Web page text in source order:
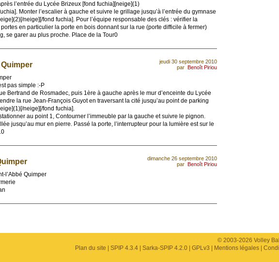
l’entrée du Lycée Brizeux [fond fuchia][neige](1)
Monter l’escalier à gauche et suivre le grillage jusqu’à l’entrée du gymnase
neige][/fond fuchia]. Pour l’équipe responsable des clés : vérifier la
en particulier la porte en bois donnant sur la rue (porte difficile à fermer)
se garer au plus proche. Place de la Tour0
jeudi 30 septembre 2010
par Benoît Piriou
pas simple :-P
Bertrand de Rosmadec, puis 1ère à gauche après le mur d’enceinte du Lycée
la rue Jean-François Guyot en traversant la cité jusqu’au point de parking
neige][/fond fuchia].
au point 1, Contourner l’immeuble par la gauche et suivre le pignon.
jusqu’au mur en pierre. Passé la porte, l’interrupteur pour la lumière est sur le
dimanche 26 septembre 2010
par Benoît Piriou
l’Abbé Quimper
© 2003-2026 Volley
Plan du site
SPIP 4.3.4 Sarka-SPIP 4.2.0 GPLv3 Mentions légales